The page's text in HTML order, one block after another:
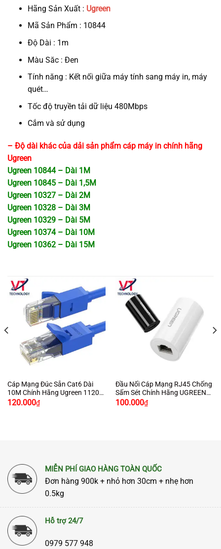
Hãng Sản Xuất : Ugreen
Mã Sản Phẩm : 10844
Độ Dài : 1m
Màu Săc : Đen
Tính năng : Kết nối giữa máy tính sang máy in, máy
quét…
Tốc độ truyền tải dữ liệu 480Mbps
Cắm và sử dụng
– Độ dài khác của dải sản phẩm cáp máy in chính hãng
Ugreen
Ugreen 10844 – Dài 1M
Ugreen 10845 – Dài 1,5M
Ugreen 10327 – Dài 2M
Ugreen 10328 – Dài 3M
Ugreen 10329 – Dài 5M
Ugreen 10374 – Dài 10M
Ugreen 10362 – Dài 15M
Cáp Mạng Đúc Sẵn Cat6 Dài
10M Chính Hãng Ugreen 11205
Cao Cấp
120.000₫
Đầu Nối Cáp Mạng RJ45 Chống
Sấm Sét Chính Hãng UGREEN
20391 Cao Cấp
100.000₫
MIỄN PHÍ GIAO HÀNG TOÀN QUỐC
Đơn hàng 900k + nhỏ hơn 30cm + nhẹ hơn
0.5kg
Hỗ trợ 24/7
0979 577 948